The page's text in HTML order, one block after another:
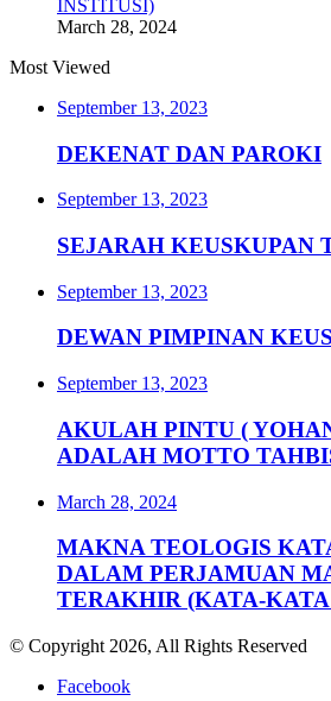
INSTITUSI)
March 28, 2024
Most Viewed
September 13, 2023
DEKENAT DAN PAROKI
September 13, 2023
SEJARAH KEUSKUPAN
September 13, 2023
DEWAN PIMPINAN
September 13, 2023
AKULAH PINTU (
ADALAH MOTTO
March 28, 2024
MAKNA TEOLOGIS
DALAM PERJAMUAN
TERAKHIR (KATA-
© Copyright 2026, All Rights Reserved
Facebook